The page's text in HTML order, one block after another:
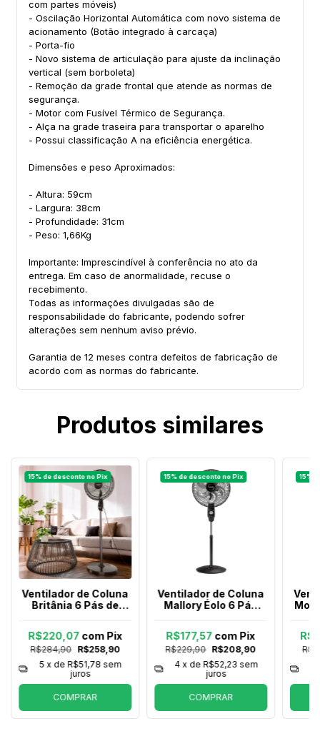
com partes móveis)
- Oscilação Horizontal Automática com novo sistema de
acionamento (Botão integrado à carcaça)
- Porta-fio
- Novo sistema de articulação para ajuste da inclinação
vertical (sem borboleta)
- Remoção da grade frontal que atende as normas de
segurança.
- Motor com Fusível Térmico de Segurança.
- Alça na grade traseira para transportar o aparelho
- Possui classificação A na eficiência energética.
Dimensões e peso Aproximados:
- Altura: 59cm
- Largura: 38cm
- Profundidade: 31cm
- Peso: 1,66Kg
Importante: Imprescindível à conferência no ato da
entrega. Em caso de anormalidade, recuse o
recebimento.
Todas as informações divulgadas são de
responsabilidade do fabricante, podendo sofrer
alterações sem nenhum aviso prévio.
Garantia de 12 meses contra defeitos de fabricação de
acordo com as normas do fabricante.
Produtos similares
Ventilador de Coluna
Britânia 6 Pás de
R$284,90 R$258,90
R$220,07 com Pix
5 x de R$51,78 sem
juros
COMPRAR
Ventilador de Coluna
Mallory Éolo 6 Pás
R$229,90 R$208,90
R$177,57 com Pix
4 x de R$52,23 sem
juros
COMPRAR